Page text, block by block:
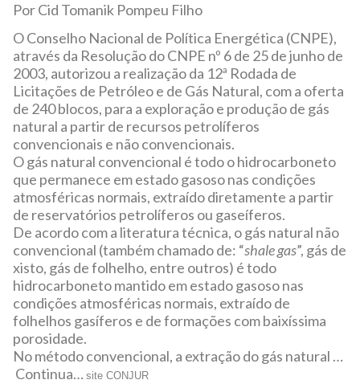
Por Cid Tomanik Pompeu Filho
O Conselho Nacional de Política Energética (CNPE),
através da Resolução do CNPE nº 6 de 25 de junho de
2003, autorizou a realização da 12ª Rodada de
Licitações de Petróleo e de Gás Natural, com a oferta
de 240 blocos, para a exploração e produção de gás
natural a partir de recursos petrolíferos
convencionais e não convencionais.
O gás natural convencional é todo o hidrocarboneto
que permanece em estado gasoso nas condições
atmosféricas normais, extraído diretamente a partir
de reservatórios petrolíferos ou gaseíferos.
De acordo com a literatura técnica, o gás natural não
convencional (também chamado de: “shale gas”, gás de
xisto, gás de folhelho, entre outros) é todo
hidrocarboneto mantido em estado gasoso nas
condições atmosféricas normais, extraído de
folhelhos gasíferos e de formações com baixíssima
porosidade.
No método convencional, a extração do gás natural …
Continua… site CONJUR